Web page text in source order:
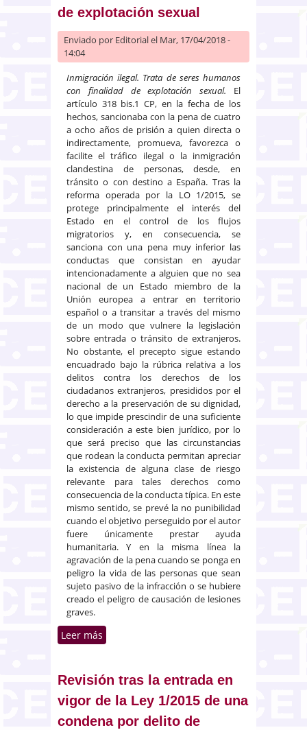
de explotación sexual
Enviado por Editorialel Mar, 17/04/2018 -
14:04
Inmigración ilegal. Trata de seres humanos
con finalidad de explotación sexual. El
artículo 318 bis.1 CP, en la fecha de los
hechos, sancionaba con la pena de cuatro
a ocho años de prisión a quien directa o
indirectamente, promueva, favorezca o
facilite el tráfico ilegal o la inmigración
clandestina de personas, desde, en
tránsito o con destino a España. Tras la
reforma operada por la LO 1/2015, se
protege principalmente el interés del
Estado en el control de los flujos
migratorios y, en consecuencia, se
sanciona con una pena muy inferior las
conductas que consistan en ayudar
intencionadamente a alguien que no sea
nacional de un Estado miembro de la
Unión europea a entrar en territorio
español o a transitar a través del mismo
de un modo que vulnere la legislación
sobre entrada o tránsito de extranjeros.
No obstante, el precepto sigue estando
encuadrado bajo la rúbrica relativa a los
delitos contra los derechos de los
ciudadanos extranjeros, presididos por el
derecho a la preservación de su dignidad,
lo que impide prescindir de una suficiente
consideración a este bien jurídico, por lo
que será preciso que las circunstancias
que rodean la conducta permitan apreciar
la existencia de alguna clase de riesgo
relevante para tales derechos como
consecuencia de la conducta típica. En este
mismo sentido, se prevé la no punibilidad
cuando el objetivo perseguido por el autor
fuere únicamente prestar ayuda
humanitaria. Y en la misma línea la
agravación de la pena cuando se ponga en
peligro la vida de las personas que sean
sujeto pasivo de la infracción o se hubiere
creado el peligro de causación de lesiones
graves.
Leer más
Revisión tras la entrada en
vigor de la Ley 1/2015 de una
condena por delito de